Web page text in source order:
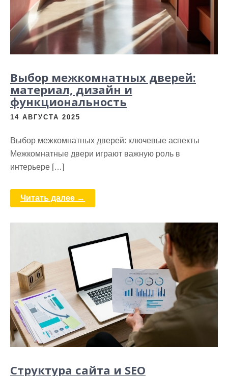
Выбор межкомнатных дверей:
материал, дизайн и
функциональность
14 АВГУСТА 2025
Выбор межкомнатных дверей: ключевые аспекты
Межкомнатные двери играют важную роль в
интерьере […]
Читать далее →
Структура сайта и SEO